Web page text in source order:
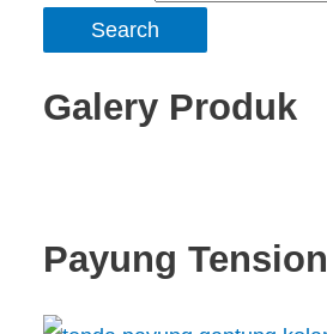
Galery Produk
Payung Tension